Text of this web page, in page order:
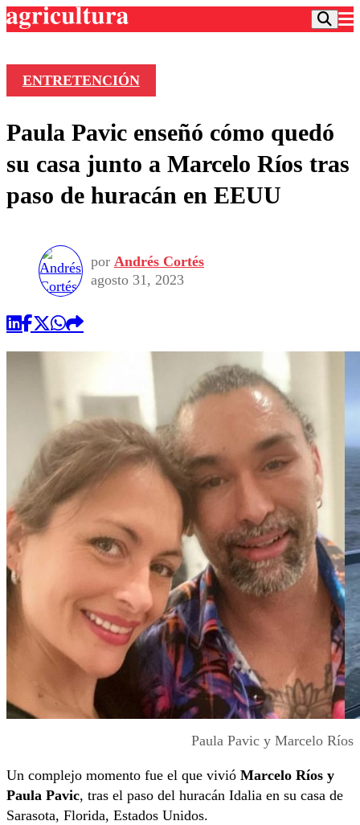
Frecuencias
Agricultura TV
Deportes
Colo Colo
Seleccion Chilena
Torneo Internacional
Entretención
Economía
Internacional
Publicaciones en medios
Opinión
ENTRETENCIÓN
Paula Pavic enseñó cómo quedó
su casa junto a Marcelo Ríos tras
paso de huracán en EEUU
por Andrés Cortés
agosto 31, 2023
Paula Pavic y Marcelo Ríos
Un complejo momento fue el que vivió Marcelo Ríos y
Paula Pavic, tras el paso del huracán Idalia en su casa de
Sarasota, Florida, Estados Unidos.